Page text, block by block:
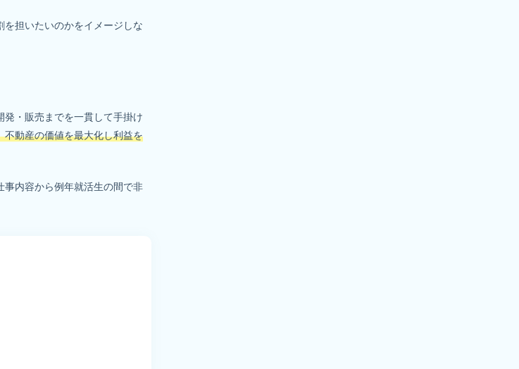
担いたいのかをイメージしな
・販売までを一貫して手掛け
動産の価値を最大化し利益を
事内容から例年就活生の間で非